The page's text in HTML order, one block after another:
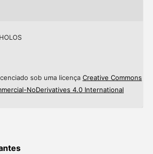
sob uma licença Creative Commons
NoDerivatives 4.0 International